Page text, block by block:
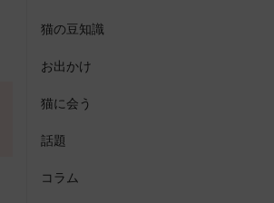
猫の豆知識
お出かけ
猫に会う
話題
コラム